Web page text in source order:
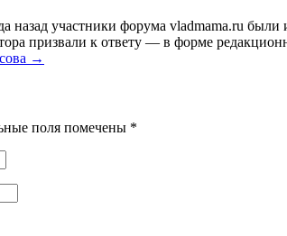
назад участники форума vladmama.ru
призвали к ответу — в форме
→
поля помечены *